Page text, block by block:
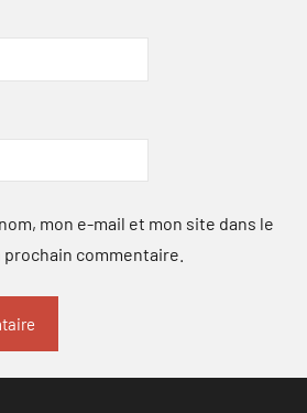
mon e-mail et mon site dans le
commentaire.